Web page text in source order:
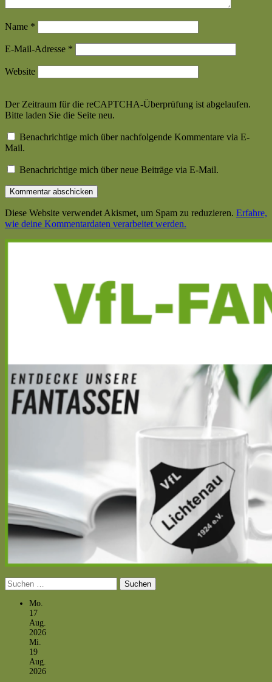
Name *
E-Mail-Adresse *
Website
Der Zeitraum für die reCAPTCHA-Überprüfung ist abgelaufen.
Bitte laden Sie die Seite neu.
Benachrichtige mich über nachfolgende Kommentare via E-
Mail.
Benachrichtige mich über neue Beiträge via E-Mail.
Diese Website verwendet Akismet, um Spam zu reduzieren. Erfahre,
wie deine Kommentardaten verarbeitet werden.
Haupt-
Suchen
nach:
Mo.
17
Aug.
2026
Mi.
19
Aug.
2026